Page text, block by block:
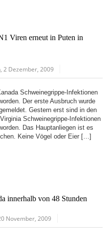
Viren erneut in Puten in
2 Dezember, 2009
Schweinegrippe-Infektionen
Der erste Ausbruch wurde
Gestern erst sind in den
Schweinegrippe-Infektionen
Das Hauptanliegen ist es
Keine Vögel oder Eier […]
innerhalb von 48 Stunden
November, 2009